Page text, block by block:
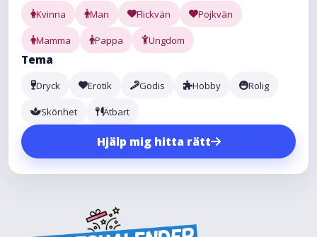
Kvinna Man Flickvän Pojkvän
Mamma Pappa Ungdom
Tema
Dryck Erotik Godis Hobby Rolig
Skönhet Ätbart
Hjälp mig hitta rätt